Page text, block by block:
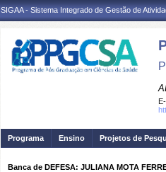
SIGAA - Sistema Integrado de Gestão de
Programa Ensino Projetos de
Banca de DEFESA: JULIANA MOTA